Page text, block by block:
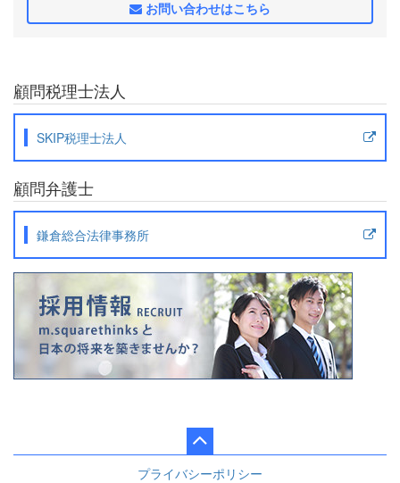
お問い合わせはこちら
顧問税理士法人
SKIP税理士法人
顧問弁護士
鎌倉総合法律事務所
プライバシーポリシー